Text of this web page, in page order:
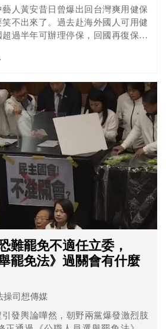
人黃安昔日曾爆出回台灣爽用健保
不出來了。過去赴海外國人可用健
過半年可辦理停保，回國再復保，
刪除停復保規定條文，自113年12月
持續有效至返國當日即復保，復保後
難罷免不適任立委，
罷免法》過關會有什麼
操司想傳媒
發輿論嘩然，朝野兩黨爆發激烈肢